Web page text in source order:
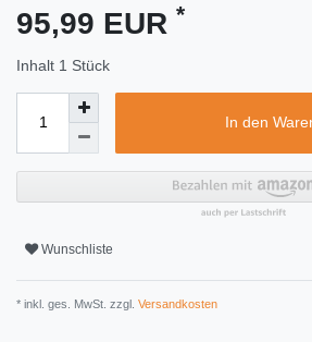
95,99 EUR *
Inhalt 1 Stück
In den
Wunschliste
* inkl. ges. MwSt. zzgl. Versandkosten